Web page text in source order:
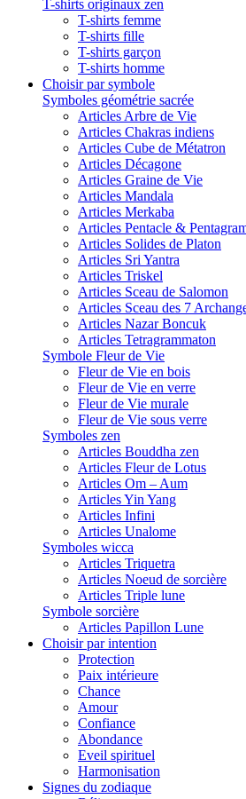
T-shirts originaux zen
T-shirts femme
T-shirts fille
T-shirts garçon
T-shirts homme
Choisir par symbole
Symboles géométrie sacrée
Articles Arbre de Vie
Articles Chakras indiens
Articles Cube de Métatron
Articles Décagone
Articles Graine de Vie
Articles Mandala
Articles Merkaba
Articles Pentacle &
Articles Solides de Platon
Articles Sri Yantra
Articles Triskel
Articles Sceau de Salomon
Articles Sceau des 7
Articles Nazar Boncuk
Articles Tetragrammaton
Symbole Fleur de Vie
Fleur de Vie en bois
Fleur de Vie en verre
Fleur de Vie murale
Fleur de Vie sous verre
Symboles zen
Articles Bouddha zen
Articles Fleur de Lotus
Articles Om – Aum
Articles Yin Yang
Articles Infini
Articles Unalome
Symboles wicca
Articles Triquetra
Articles Noeud de sorcière
Articles Triple lune
Symbole sorcière
Articles Papillon Lune
Choisir par intention
Protection
Paix intérieure
Chance
Amour
Confiance
Abondance
Eveil spirituel
Harmonisation
Signes du zodiaque